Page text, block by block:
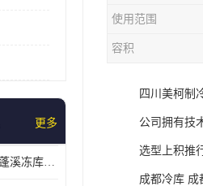
更多
龙泉驿冻库压缩机 蓬溪冻库冷风机价格
使用范围
容积
四川美柯制
公司拥有技
选型上积推
成都冷库